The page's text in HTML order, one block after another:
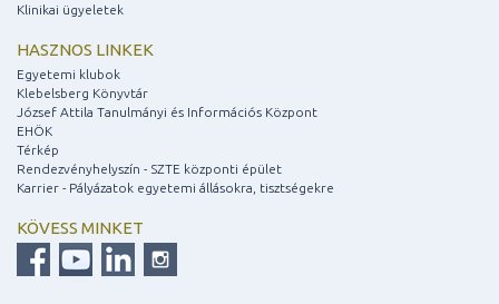
Klinikai ügyeletek
HASZNOS LINKEK
Egyetemi klubok
Klebelsberg Könyvtár
József Attila Tanulmányi és Információs Központ
EHÖK
Térkép
Rendezvényhelyszín - SZTE központi épület
Karrier - Pályázatok egyetemi állásokra, tisztségekre
KÖVESS MINKET